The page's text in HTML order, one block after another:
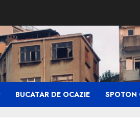
BUCATAR DE OCAZIE SPOTON